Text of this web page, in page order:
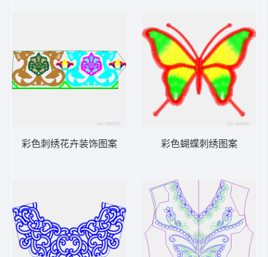
彩色刺绣花卉装饰图案 彩色蝴蝶刺绣图案